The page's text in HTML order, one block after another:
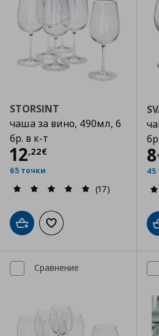
STORSINT
чаша за вино, 490мл, 6
бр. в к-т
12,22€
Цена
65 точки
(17)
Добави в кошницата
Добави към списъка с
8,
45
Сравнение